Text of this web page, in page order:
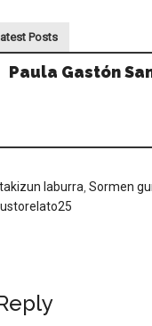
Posts
Paula Gastón
laburra Sormen